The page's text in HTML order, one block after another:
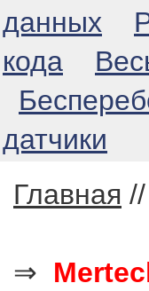
данных
кода
датчики
Главная //
⇒